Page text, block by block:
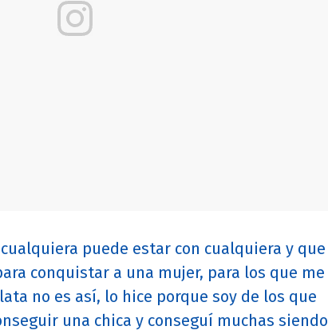
puede estar con cualquiera y que
conquistar a una mujer, para los que me
no es así, lo hice porque soy de los que
una chica y conseguí muchas siendo